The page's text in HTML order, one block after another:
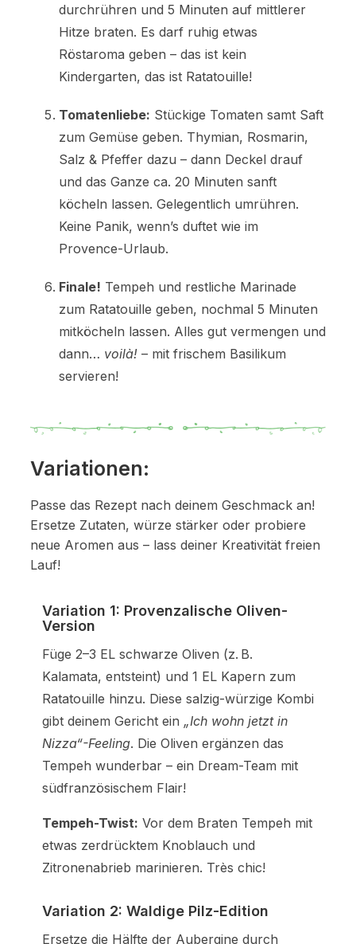
durchrühren und 5 Minuten auf mittlerer
Hitze braten. Es darf ruhig etwas
Röstaroma geben – das ist kein
Kindergarten, das ist Ratatouille!
Tomatenliebe: Stückige Tomaten samt Saft
zum Gemüse geben. Thymian, Rosmarin,
Salz & Pfeffer dazu – dann Deckel drauf
und das Ganze ca. 20 Minuten sanft
köcheln lassen. Gelegentlich umrühren.
Keine Panik, wenn’s duftet wie im
Provence-Urlaub.
Finale! Tempeh und restliche Marinade
zum Ratatouille geben, nochmal 5 Minuten
mitköcheln lassen. Alles gut vermengen und
dann… voilà!– mit frischem Basilikum
servieren!
Variationen:
Passe das Rezept nach deinem Geschmack an!
Ersetze Zutaten, würze stärker oder probiere
neue Aromen aus – lass deiner Kreativität freien
Lauf!
Variation 1: Provenzalische Oliven-
Version
Füge 2–3 EL schwarze Oliven (z. B.
Kalamata, entsteint) und 1 EL Kapern zum
Ratatouille hinzu. Diese salzig-würzige Kombi
gibt deinem Gericht ein „Ich wohn jetzt in
Nizza“-Feeling. Die Oliven ergänzen das
Tempeh wunderbar – ein Dream-Team mit
südfranzösischem Flair!
Tempeh-Twist: Vor dem Braten Tempeh mit
etwas zerdrücktem Knoblauch und
Zitronenabrieb marinieren. Très chic!
Variation 2: Waldige Pilz-Edition
Ersetze die Hälfte der Aubergine durch